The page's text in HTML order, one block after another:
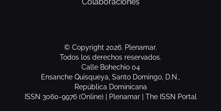
© Copyright 2026. Plenamar.
Todos los derechos reservados.
Calle Bohechio 04
Ensanche Quisqueya, Santo Domingo, D.N.,
República Dominicana
ISSN 3060-9976 (Online) | Plenamar | The ISSN Portal